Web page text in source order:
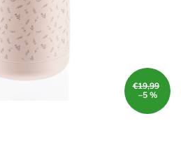
€19,99
–5 %